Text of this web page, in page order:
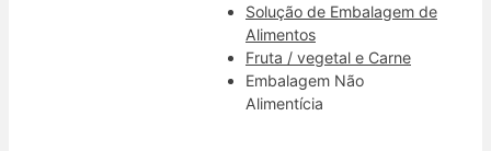
Solução de Embalagem de
Alimentos
Fruta / vegetal e Carne
Embalagem Não
Alimentícia